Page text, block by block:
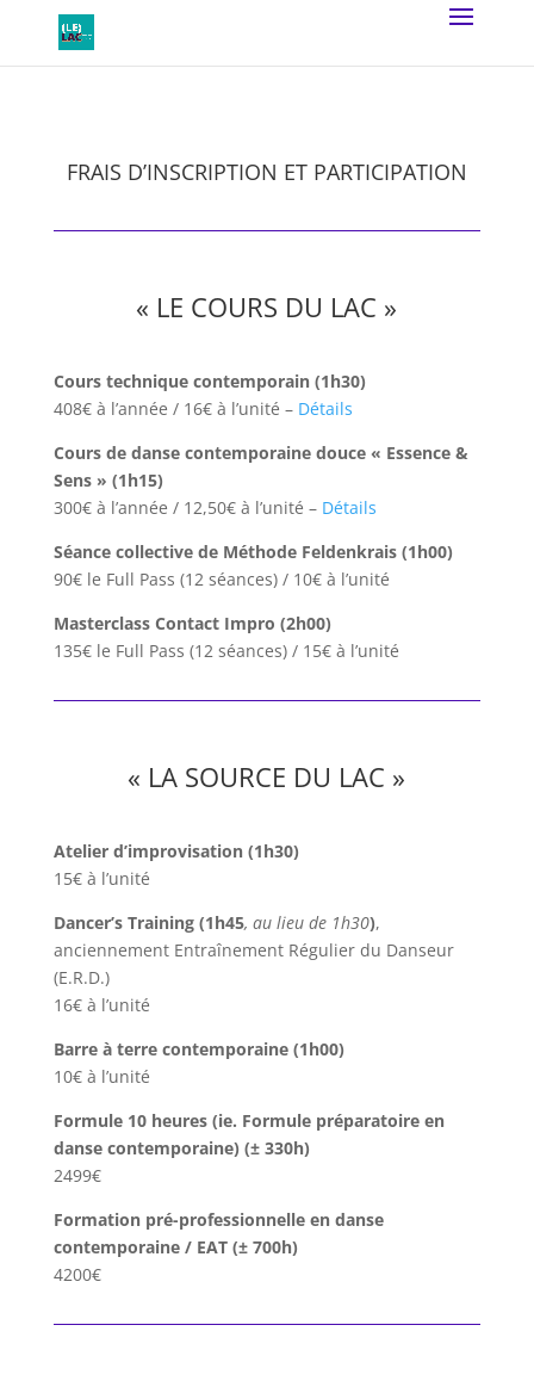
FRAIS D’INSCRIPTION ET PARTICIPATION
« LE COURS DU LAC »
Cours technique contemporain (1h30)
408€ à l’année / 16€ à l’unité – Détails
Cours de danse contemporaine douce « Essence &
Sens » (1h15)
300€ à l’année / 12,50€ à l’unité – Détails
Séance collective de Méthode Feldenkrais (1h00)
90€ le Full Pass (12 séances) / 10€ à l’unité
Masterclass Contact Impro (2h00)
135€ le Full Pass (12 séances) / 15€ à l’unité
« LA SOURCE DU LAC »
Atelier d’improvisation (1h30)
15€ à l’unité
Dancer’s Training (1h45, au lieu de 1h30),
anciennement Entraînement Régulier du Danseur
(E.R.D.)
16€ à l’unité
Barre à terre contemporaine (1h00)
10€ à l’unité
Formule 10 heures (ie. Formule préparatoire en
danse contemporaine) (± 330h)
2499€
Formation pré-professionnelle en danse
contemporaine / EAT (± 700h)
4200€